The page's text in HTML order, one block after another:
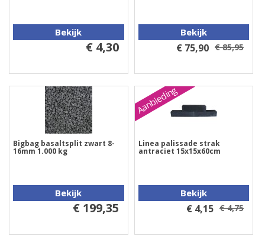
Bekijk
€ 4,30
Bekijk
€ 75,90 € 85,95
Bigbag basaltsplit zwart 8-
16mm 1.000 kg
Bekijk
€ 199,35
Aanbieding
Linea palissade strak
antraciet 15x15x60cm
Bekijk
€ 4,15 € 4,75